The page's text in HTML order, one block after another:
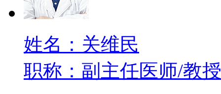
姓名：关维民
职称：副主任医师/教授